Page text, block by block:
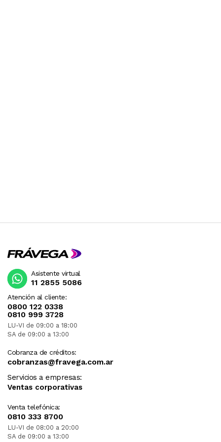
Atención al cliente:
0800 122 0338
0810 999 3728
LU-VI de 09:00 a 18:00
SA de 09:00 a 13:00
Cobranza de créditos:
cobranzas@fravega.com.ar
Servicios a empresas:
Ventas corporativas
Venta telefónica:
0810 333 8700
LU-VI de 08:00 a 20:00
SA de 09:00 a 13:00
Asistente virtual
11 2855 5086